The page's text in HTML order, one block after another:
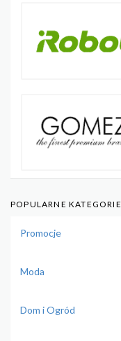
POPULARNE KATEGORIE
Promocje
Moda
Dom i Ogród